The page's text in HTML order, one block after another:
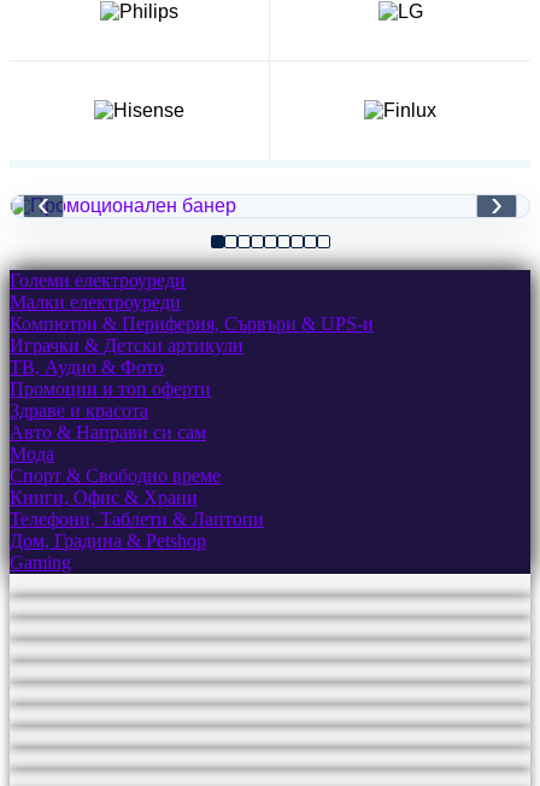
‹ ›
Големи електроуреди
Малки електроуреди
Компютри & Периферия, Сървъри & UPS-и
Играчки & Детски артикули
ТВ, Аудио & Фото
Промоции и топ оферти
Здраве и красота
Авто & Направи си сам
Мода
Спорт & Свободно време
Книги, Офис & Храни
Телефони, Таблети & Лаптопи
Дом, Градина & Petshop
Gaming